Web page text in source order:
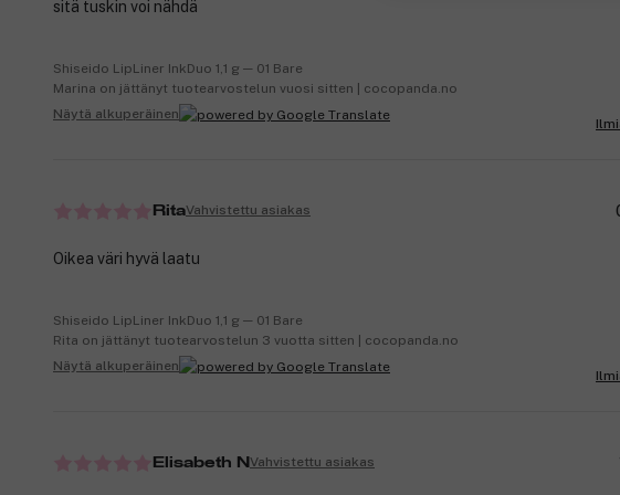
sitä tuskin voi nähdä
Shiseido LipLiner InkDuo 1,1 g ─ 01 Bare
Marina on jättänyt tuotearvostelun vuosi sitten | cocopanda.no
Näytä alkuperäinen
RitaVahvistettu asiakas
Oikea väri hyvä laatu
Shiseido LipLiner InkDuo 1,1 g ─ 01 Bare
Rita on jättänyt tuotearvostelun 3 vuotta sitten | cocopanda.no
Näytä alkuperäinen
Elisabeth N Vahvistettu asiakas